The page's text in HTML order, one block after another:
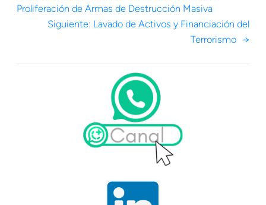
Proliferación de Armas de Destrucción Masiva
Siguiente: Lavado de Activos y Financiación del
Terrorismo →